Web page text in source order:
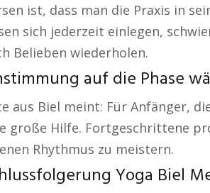
ist, dass man die Praxis in
sich jederzeit einlegen,
Belieben wiederholen.
auf die Phase
aus Biel meint: Für Anfänger,
große Hilfe. Fortgeschrittene
Rhythmus zu meistern.
Yoga Biel